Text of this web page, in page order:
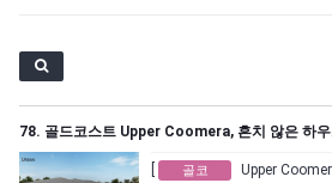
78. 골드코스트 Upper Coomera, 흔치 않은 하
골코 Upper